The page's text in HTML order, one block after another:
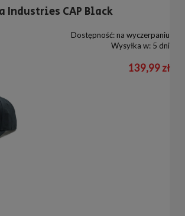
Industries CAP Black
Dostępność: na wyczerpaniu
Wysyłka w: 5 dni
139,99 zł